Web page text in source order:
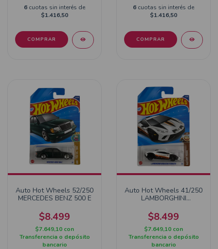
6 cuotas sin interés de
$1.416,50
6 cuotas sin interés de
$1.416,50
Auto Hot Wheels 52/250
MERCEDES BENZ 500 E
$8.499
$7.649,10 con
Transferencia o depósito
bancario
Auto Hot Wheels 41/250
LAMBORGHINI
$8.499
$7.649,10 con
Transferencia o depósito
bancario